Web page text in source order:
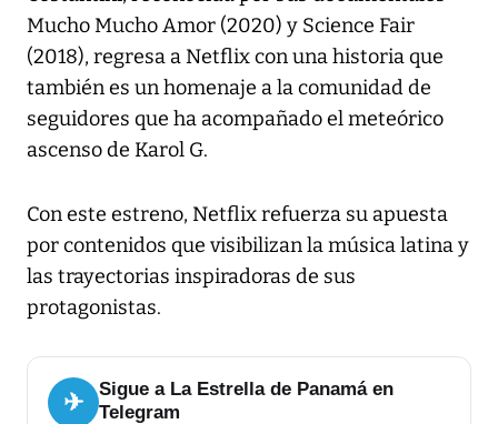
Mucho Mucho Amor (2020) y Science Fair
(2018), regresa a Netflix con una historia que
también es un homenaje a la comunidad de
seguidores que ha acompañado el meteórico
ascenso de Karol G.
Con este estreno, Netflix refuerza su apuesta
por contenidos que visibilizan la música latina y
las trayectorias inspiradoras de sus
protagonistas.
✈
Sigue a La Estrella de Panamá en
Telegram